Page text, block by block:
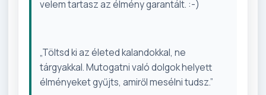
velem tartasz az élmény garantált. :-)
„Töltsd ki az életed kalandokkal, ne
tárgyakkal. Mutogatni való dolgok helyett
élményeket gyűjts, amiről mesélni tudsz.”